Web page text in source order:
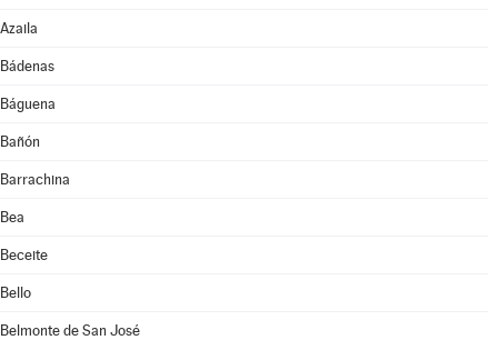
Azaila
Bádenas
Báguena
Bañón
Barrachina
Bea
Beceite
Bello
Belmonte de San José